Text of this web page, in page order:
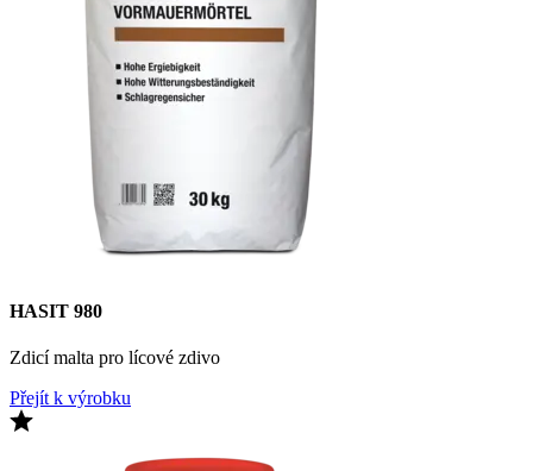
HASIT 980
Zdicí malta pro lícové zdivo
Přejít k výrobku